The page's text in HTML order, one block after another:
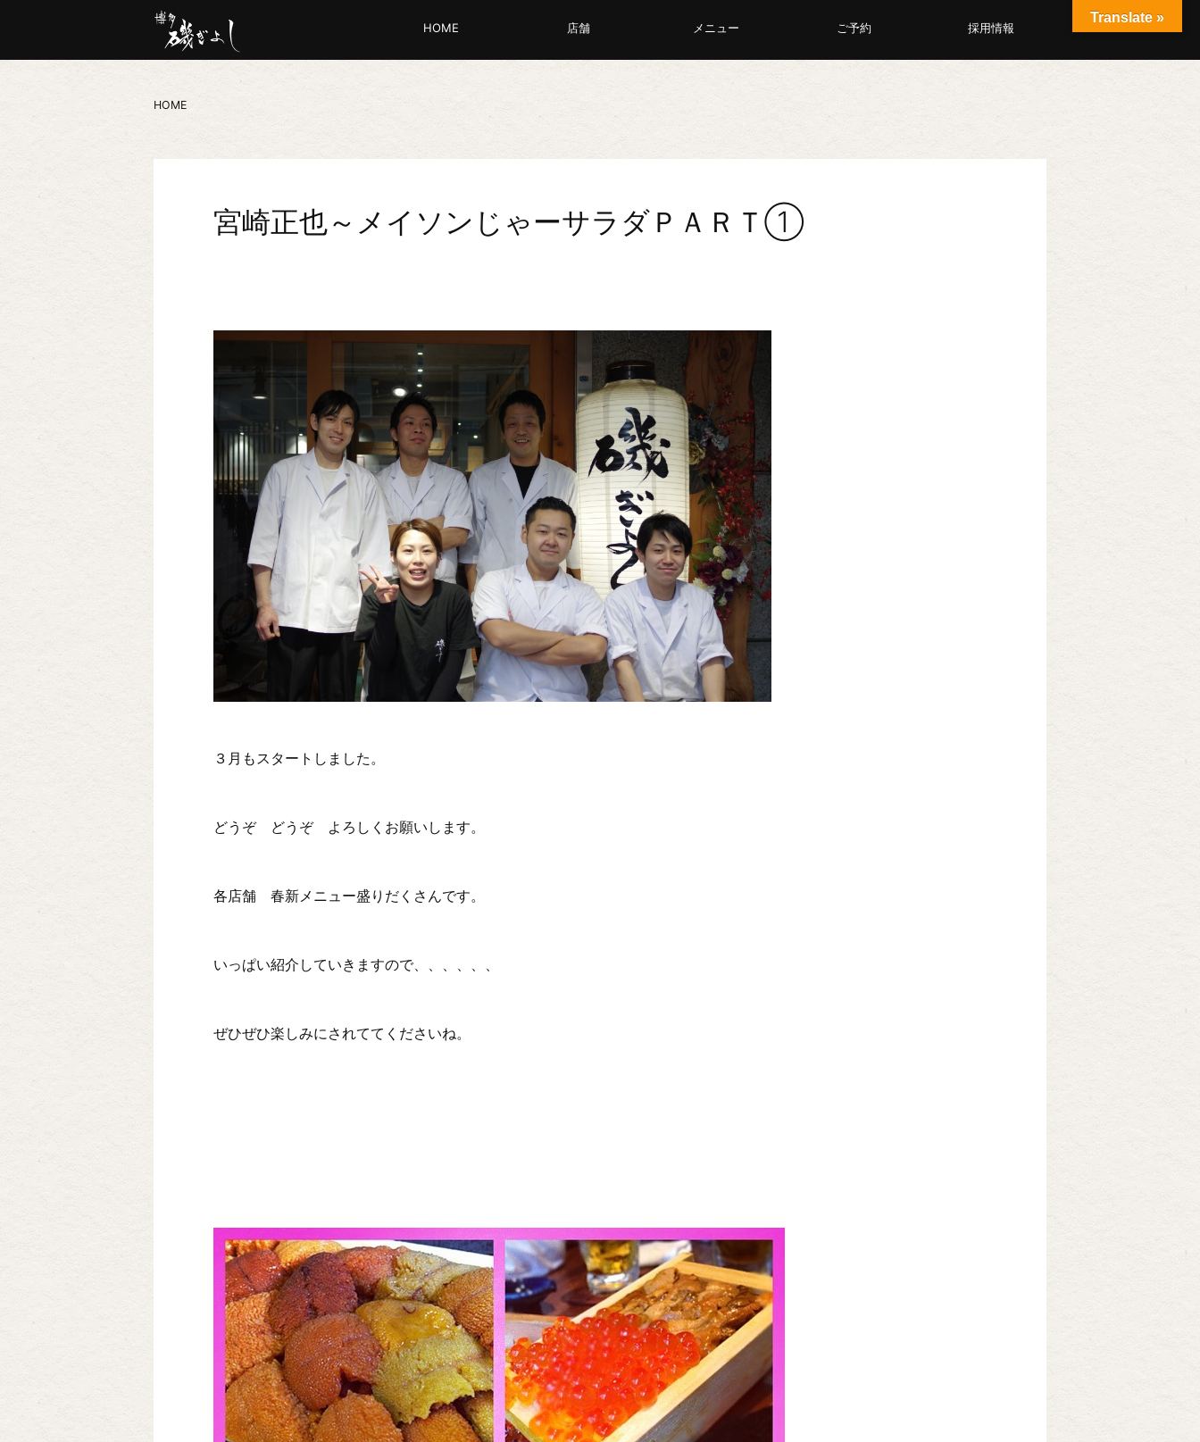
HOME 店舗 メニュー ご予約 採用情報
HOME
宮崎正也～メイソンじゃーサラダＰＡＲＴ①
３月もスタートしました。
どうぞ どうぞ よろしくお願いします。
各店舗 春新メニュー盛りだくさんです。
いっぱい紹介していきますので、、、、、、
ぜひぜひ楽しみにされててくださいね。
Translate »